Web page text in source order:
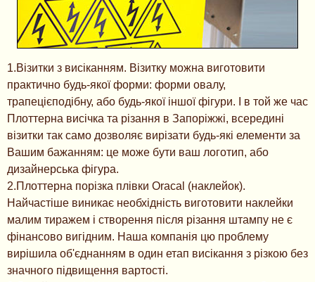
1.Візитки з висіканням. Візитку можна виготовити
практично будь-якої форми: форми овалу,
трапецієподібну, або будь-якої іншої фігури. І в той же час
Плоттерна висічка та різання в Запоріжжі, всередині
візитки так само дозволяє вирізати будь-які елементи за
Вашим бажанням: це може бути ваш логотип, або
дизайнерська фігура.
2.Плоттерна порізка плівки Oracal (наклейок).
Найчастіше виникає необхідність виготовити наклейки
малим тиражем і створення після різання штампу не є
фінансово вигідним. Наша компанія цю проблему
вирішила об'єднанням в один етап висікання з різкою без
значного підвищення вартості.